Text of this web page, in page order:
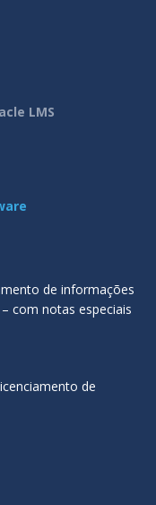
LMS
de informações
com notas especiais
de